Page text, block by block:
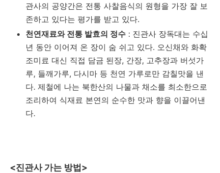
관사의 공양간은 전통 사찰음식의 원형을 가장 잘 보
존하고 있다는 평가를 받고 있다.
천연재료와 전통 발효의 정수 : 진관사 장독대는 수십
년 동안 이어져 온 장이 숨 쉬고 있다. 오신채와 화확
조미료 대신 직접 담금 된장, 간장, 고추장과 버섯가
루, 들깨가루, 다시마 등 천연 가루로만 감칠맛을 낸
다. 제철에 나는 북한산의 나물과 채소를 최소한으로
조리하여 식재료 본연의 순수한 맛과 향을 이끌어낸
다.
<진관사 가는 방법>